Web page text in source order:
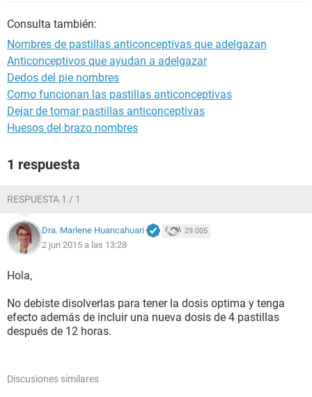
Consulta también:
Nombres de pastillas anticonceptivas que adelgazan
Anticonceptivos que ayudan a adelgazar
Dedos del pie nombres
Como funcionan las pastillas anticonceptivas
Dejar de tomar pastillas anticonceptivas
Huesos del brazo nombres
1 respuesta
RESPUESTA 1 / 1
Dra. Marlene Huancahuari 29.005
2 jun 2015 a las 13:28
Hola,
No debiste disolverlas para tener la dosis optima y tenga
efecto además de incluir una nueva dosis de 4 pastillas
después de 12 horas.
Discusiones similares